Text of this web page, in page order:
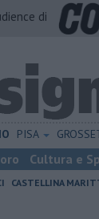
di
PISA
Cultura e
CASTELLINA